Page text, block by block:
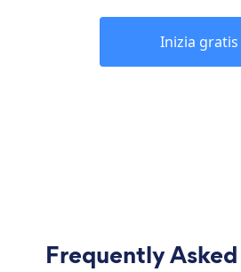
Inizia gratis
Frequently